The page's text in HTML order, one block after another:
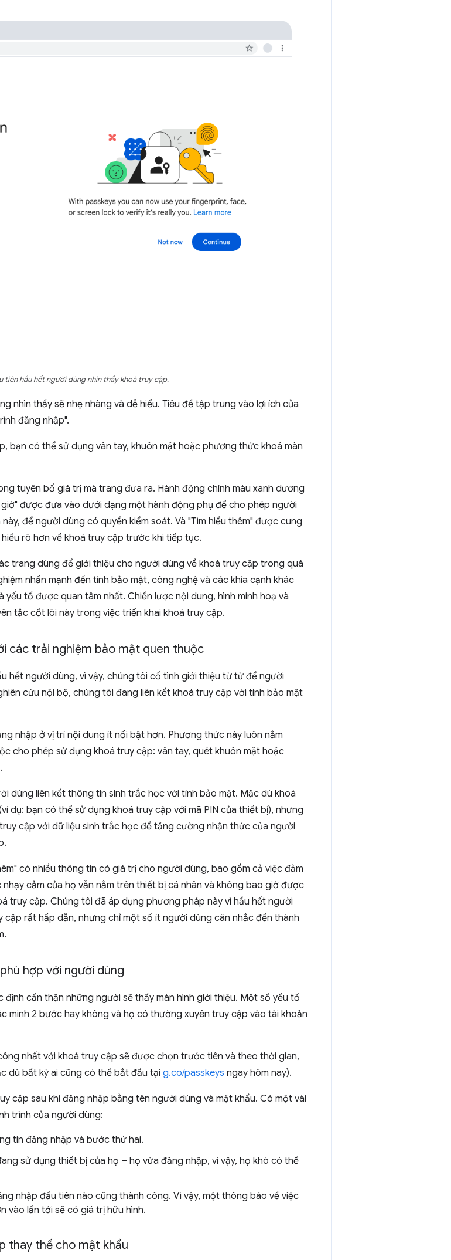
tiên hầu hết người dùng nhìn thấy khoá truy cập.
nhìn thấy sẽ nhẹ nhàng và dễ hiểu. Tiêu đề tập trung vào lợi ích của
đăng nhập".
bạn có thể sử dụng vân tay, khuôn mặt hoặc phương thức khoá màn
tuyên bố giá trị mà trang đưa ra. Hành động chính màu xanh dương
được đưa vào dưới dạng một hành động phụ để cho phép người
để người dùng có quyền kiểm soát. Và "Tìm hiểu thêm" được cung
rõ hơn về khoá truy cập trước khi tiếp tục.
trang dùng để giới thiệu cho người dùng về khoá truy cập trong quá
nhấn mạnh đến tính bảo mật, công nghệ và các khía cạnh khác
tố được quan tâm nhất. Chiến lược nội dung, hình minh hoạ và
tắc cốt lõi này trong việc triển khai khoá truy cập.
các trải nghiệm bảo mật quen thuộc
hết người dùng, vì vậy, chúng tôi cố tình giới thiệu từ từ để người
cứu nội bộ, chúng tôi đang liên kết khoá truy cập với tính bảo mật
nhập ở vị trí nội dung ít nổi bật hơn. Phương thức này luôn nằm
cho phép sử dụng khoá truy cập: vân tay, quét khuôn mặt hoặc
dùng liên kết thông tin sinh trắc học với tính bảo mật. Mặc dù khoá
dụ: bạn có thể sử dụng khoá truy cập với mã PIN của thiết bị), nhưng
cập với dữ liệu sinh trắc học để tăng cường nhận thức của người
có nhiều thông tin có giá trị cho người dùng, bao gồm cả việc đảm
cảm của họ vẫn nằm trên thiết bị cá nhân và không bao giờ được
truy cập. Chúng tôi đã áp dụng phương pháp này vì hầu hết người
cập rất hấp dẫn, nhưng chỉ một số ít người dùng cân nhắc đến thành
hợp với người dùng
cẩn thận những người sẽ thấy màn hình giới thiệu. Một số yếu tố
minh 2 bước hay không và họ có thường xuyên truy cập vào tài khoản
nhất với khoá truy cập sẽ được chọn trước tiên và theo thời gian,
dù bất kỳ ai cũng có thể bắt đầu tại g.co/passkeys ngay hôm nay).
cập sau khi đăng nhập bằng tên người dùng và mật khẩu. Có một vài
trình của người dùng:
tin đăng nhập và bước thứ hai.
sử dụng thiết bị của họ – họ vừa đăng nhập, vì vậy, họ khó có thể
nhập đầu tiên nào cũng thành công. Vì vậy, một thông báo về việc
vào lần tới sẽ có giá trị hữu hình.
thay thế cho mật khẩu